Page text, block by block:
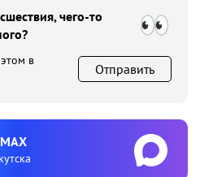
чего-то
в
Отправить